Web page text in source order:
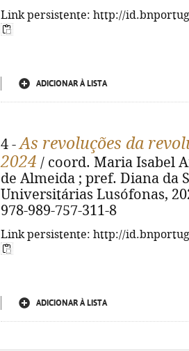
Link persistente: http://
ADICIONAR À LISTA
4 -As revoluções da
2024 / coord. Maria Isabel
de Almeida ; pref. Diana da
Universitárias Lusófonas,
978-989-757-311-8
Link persistente: http://
ADICIONAR À LISTA